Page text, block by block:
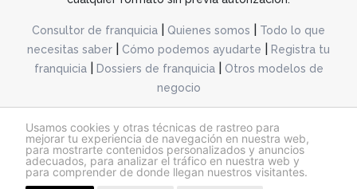
Usamos cookies y otras técnicas de rastreo para
mejorar tu experiencia de navegación en nuestra web,
para mostrarte contenidos personalizados y anuncios
adecuados, para analizar el tráfico en nuestra web y
para comprender de donde llegan nuestros visitantes.
Consultor de franquicia Quienes somos
Todo lo que
necesitas saber
Cómo podemos ayudarte
Registra tu
franquicia| Dossiers de franquicia|
Otros modelos de
negocio
@franquiciashoy.es |Aviso legal| Política de cookies|Política de privacidad